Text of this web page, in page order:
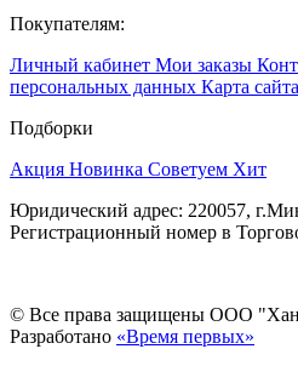
Покупателям:
Личный кабинет Мои заказы
персональных данных Карта сайта
Подборки
Акция Новинка Советуем Хит
Юридический адрес: 220057,
Регистрационный номер в
© Все права защищены ООО
Разработано «Время первых»